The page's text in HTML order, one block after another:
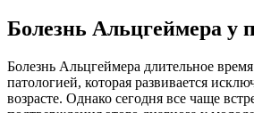
Болезнь Альцгеймера у
Болезнь Альцгеймера длительное время
патологией, которая развивается
возрасте. Однако сегодня все чаще